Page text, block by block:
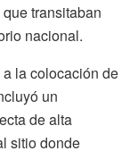
transitaban
nacional.
la colocación de
un
de alta
sitio donde